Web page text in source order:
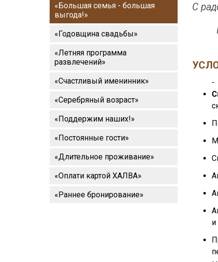
«Большая семья - большая
выгода!»
«Годовщина свадьбы»
«Летняя программа
развлечений»
«Счастливый именинник»
«Серебряный возраст»
«Поддержим наших!»
«Постоянные гости»
«Длительное проживание»
«Оплати картой ХАЛВА»
«Раннее бронирование»
С
-
и